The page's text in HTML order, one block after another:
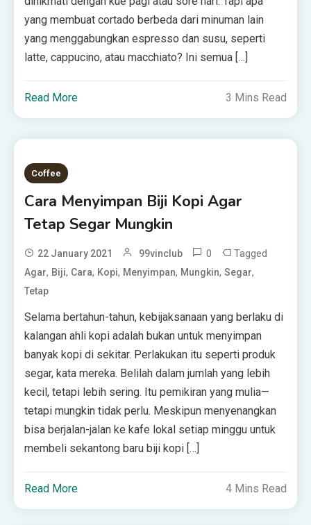
yang membuat cortado berbeda dari minuman lain
yang menggabungkan espresso dan susu, seperti
latte, cappucino, atau macchiato? Ini semua […]
Read More 3 Mins Read
Coffee
Cara Menyimpan Biji Kopi Agar
Tetap Segar Mungkin
22 January 2021 99vinclub 0 Tagged
Agar, Biji, Cara, Kopi, Menyimpan, Mungkin,Segar,
Tetap
Selama bertahun-tahun, kebijaksanaan yang berlaku di
kalangan ahli kopi adalah bukan untuk menyimpan
banyak kopi di sekitar. Perlakukan itu seperti produk
segar, kata mereka. Belilah dalam jumlah yang lebih
kecil, tetapi lebih sering. Itu pemikiran yang mulia—
tetapi mungkin tidak perlu. Meskipun menyenangkan
bisa berjalan-jalan ke kafe lokal setiap minggu untuk
membeli sekantong baru biji kopi […]
Read More 4 Mins Read